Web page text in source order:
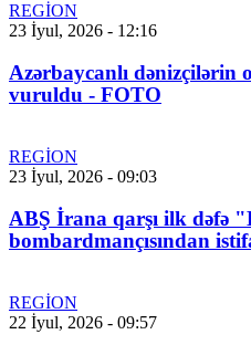
REGİON
23 İyul, 2026 - 12:16
Azərbaycanlı dənizçilərin
vuruldu - FOTO
REGİON
23 İyul, 2026 - 09:03
ABŞ İrana qarşı ilk dəfə
bombardmançısından
REGİON
22 İyul, 2026 - 09:57